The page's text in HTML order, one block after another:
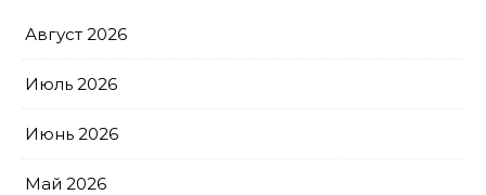
Август 2026
Июль 2026
Июнь 2026
Май 2026